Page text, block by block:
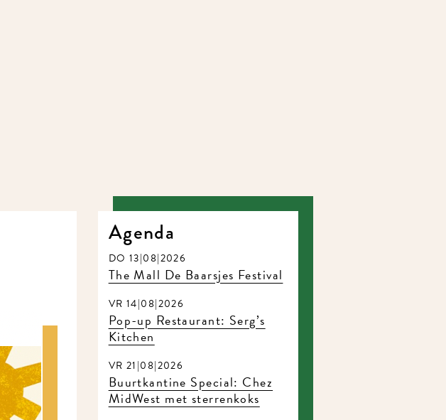
Agenda
DO 13|08|2026
The Mall De Baarsjes Festival
VR 14|08|2026
Pop-up Restaurant: Serg’s
Kitchen
VR 21|08|2026
Buurtkantine Special: Chez
MidWest met sterrenkoks